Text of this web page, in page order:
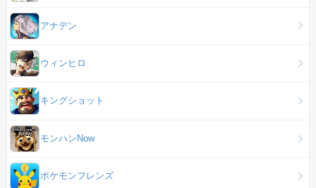
アナデン
ウィンヒロ
キングショット
モンハンNow
ポケモンフレンズ